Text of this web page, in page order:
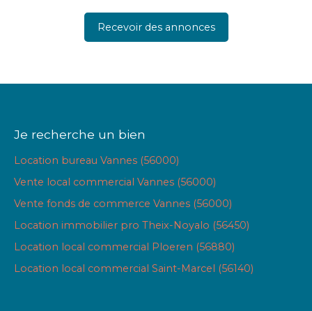
Recevoir des annonces
Je recherche un bien
Location bureau Vannes (56000)
Vente local commercial Vannes (56000)
Vente fonds de commerce Vannes (56000)
Location immobilier pro Theix-Noyalo (56450)
Location local commercial Ploeren (56880)
Location local commercial Saint-Marcel (56140)